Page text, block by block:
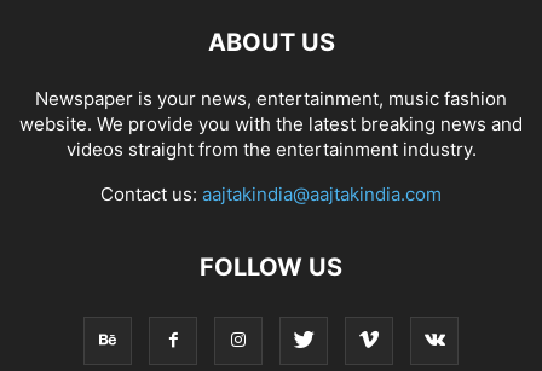
ABOUT US
Newspaper is your news, entertainment, music fashion
website. We provide you with the latest breaking news and
videos straight from the entertainment industry.
Contact us: aajtakindia@aajtakindia.com
FOLLOW US